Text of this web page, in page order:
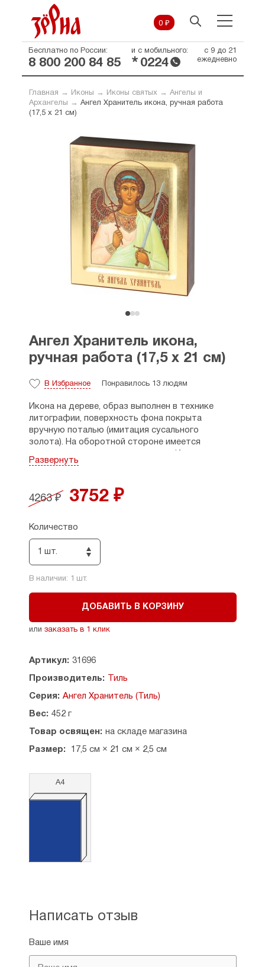
0 ₽
Бесплатно по России:
8 800 200 84 85
и с мобильного:
* 0224
с 9 до 21
ежедневно
Главная → Иконы → Иконы святых→ Ангелы и
Архангелы → Ангел Хранитель икона, ручная работа
(17,5 х 21 см)
Ангел Хранитель икона,
ручная работа (17,5 х 21 см)
В Избранное Понравилось 13 людям
Икона на дереве, образ выполнен в технике
литографии, поверхность фона покрыта
вручную поталью (имитация сусального
золота). На оборотной стороне имеется
находится в коробочке, что предотвращает от
День празднования: 21 ноября (н.ст.) Собор
бесплотных.
Размеры: 17,5 х 21 см, толщина — 2,5 см.
Материал: дерево (береза).
Развернуть
4263 ₽ 3752 ₽
Количество
1 шт.
В наличии: 1 шт.
ДОБАВИТЬ В КОРЗИНУ
или заказать в 1 клик
Артикул: 31696
Производитель: Тиль
Серия: Ангел Хранитель (Тиль)
Вес: 452 г
Товар освящен: на складе магазина
Размер: 17,5 см × 21 см × 2,5 см
А4
Написать отзыв
Ваше имя